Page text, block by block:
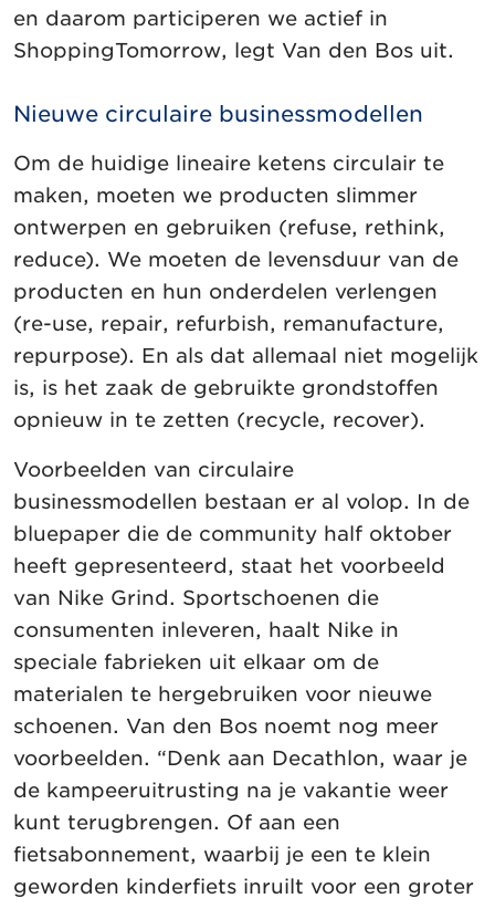
en daarom participeren we actief in
ShoppingTomorrow, legt Van den Bos uit.
Nieuwe circulaire businessmodellen
Om de huidige lineaire ketens circulair te
maken, moeten we producten slimmer
ontwerpen en gebruiken (refuse, rethink,
reduce). We moeten de levensduur van de
producten en hun onderdelen verlengen
(re-use, repair, refurbish, remanufacture,
repurpose). En als dat allemaal niet mogelijk
is, is het zaak de gebruikte grondstoffen
opnieuw in te zetten (recycle, recover).
Voorbeelden van circulaire
businessmodellen bestaan er al volop. In de
bluepaper die de community half oktober
heeft gepresenteerd, staat het voorbeeld
van Nike Grind. Sportschoenen die
consumenten inleveren, haalt Nike in
speciale fabrieken uit elkaar om de
materialen te hergebruiken voor nieuwe
schoenen. Van den Bos noemt nog meer
voorbeelden. “Denk aan Decathlon, waar je
de kampeeruitrusting na je vakantie weer
kunt terugbrengen. Of aan een
fietsabonnement, waarbij je een te klein
geworden kinderfiets inruilt voor een groter